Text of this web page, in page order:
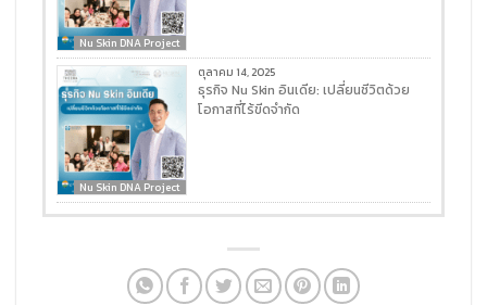
Nu Skin DNA Project
Nu Skin DNA Project
ตุลาคม 14, 2025
ธุรกิจ Nu Skin อินเดีย: เปลี่ยนชีวิตด้วย
โอกาสที่ไร้ขีดจำกัด